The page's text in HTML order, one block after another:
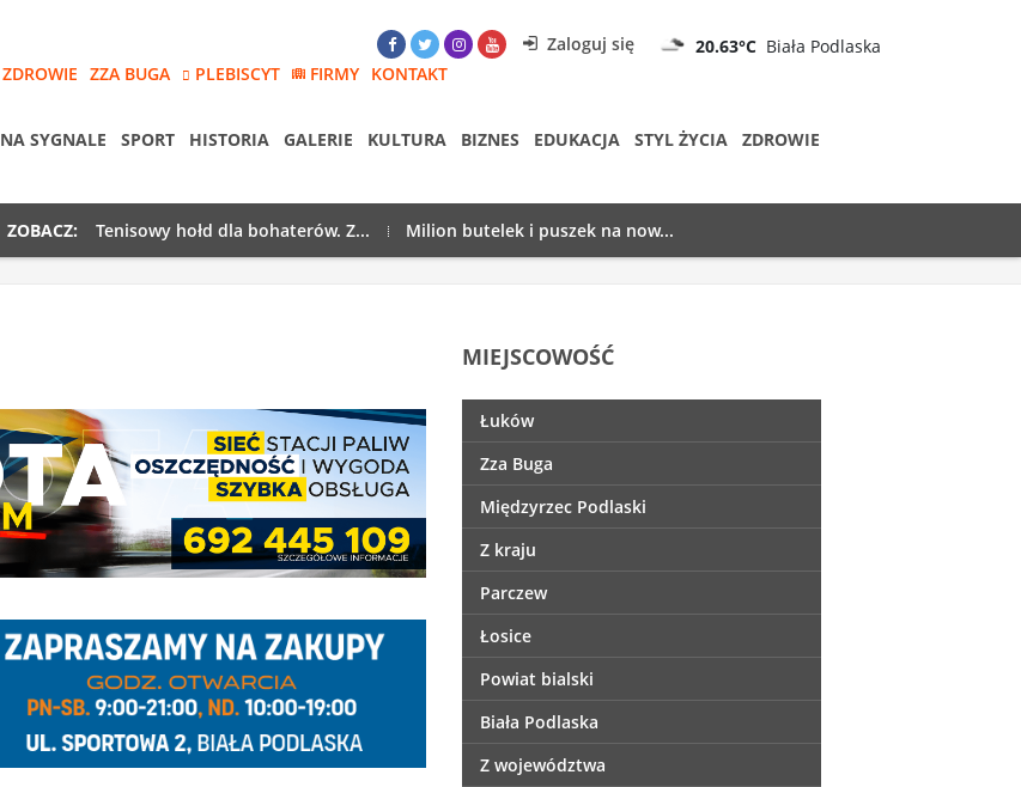
Zaloguj się 20.63°C Biała Podlaska
ZDROWIE ZZA BUGA PLEBISCYT FIRMY KONTAKT
NA SYGNALE SPORT HISTORIA GALERIE KULTURA BIZNES EDUKACJA STYL ŻYCIA
ZDROWIE
ZOBACZ: Tenisowy hołd dla bohaterów. Z...
Milion butelek i puszek na now...
MIEJSCOWOŚĆ
Łuków
Zza Buga
Międzyrzec Podlaski
Z kraju
Parczew
Łosice
Powiat bialski
Biała Podlaska
Z województwa